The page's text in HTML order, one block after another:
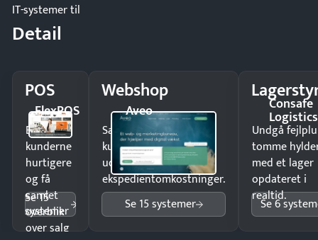
IT-systemer til
Detail
POS
FlexPOS
Ekspedér
kunderne
hurtigere
og få
samlet
overblik
over salg
Se 15
systemer
Webshop
Aveo
Sælg produkter 24/7 til
kunder i hele landet
uden
ekspedientomkostninger.
Se 15 systemer
Consafe
Logistics
Undgå
tomme
med et lager
opdateret i
realtid.
Se 6